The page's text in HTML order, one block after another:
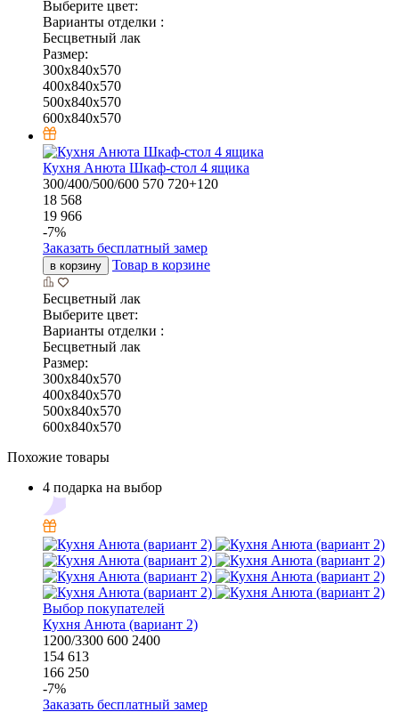
Выберите цвет:
Варианты отделки :
Бесцветный лак
Размер:
300x840x570
400x840x570
500x840x570
600x840x570
Кухня Анюта Шкаф-стол 4 ящика
300/400/500/600 570 720+120
18 568
19 966
-7%
Заказать бесплатный замер
в корзину Товар в корзине
Бесцветный лак
Выберите цвет:
Варианты отделки :
Бесцветный лак
Размер:
300x840x570
400x840x570
500x840x570
600x840x570
Похожие товары
4 подарка на выбор
Выбор покупателей
Кухня Анюта (вариант 2)
1200/3300 600 2400
154 613
166 250
-7%
Заказать бесплатный замер